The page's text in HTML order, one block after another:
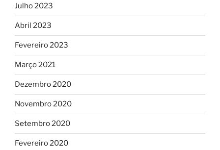
Julho 2023
Abril 2023
Fevereiro 2023
Março 2021
Dezembro 2020
Novembro 2020
Setembro 2020
Fevereiro 2020